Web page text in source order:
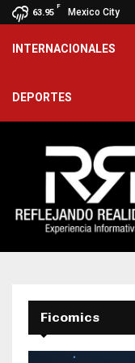
63.95
F
Mexico City
atención médica
INTERNACIONALES
DEPORTES
Ficomics